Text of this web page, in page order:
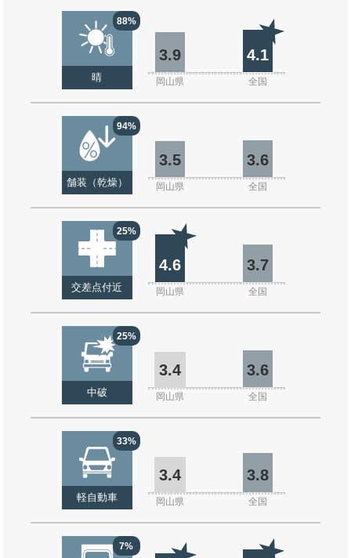
88%
晴
3.9 4.1
岡山県 全国
94%
舗装（乾燥）
3.5 3.6
岡山県 全国
25%
交差点付近
4.6 3.7
岡山県 全国
25%
中破
3.4 3.6
岡山県 全国
33%
軽自動車
3.4 3.8
岡山県 全国
7%